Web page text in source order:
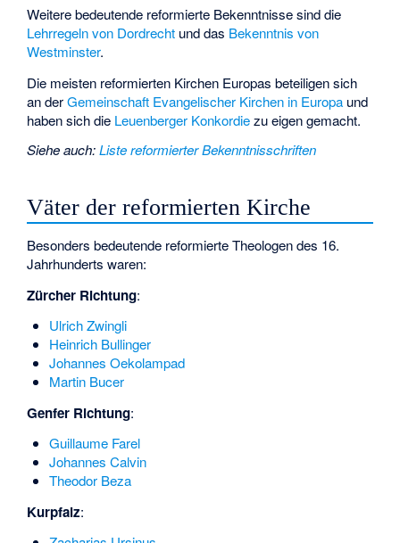
Weitere bedeutende reformierte Bekenntnisse sind die
Lehrregeln von Dordrecht und das Bekenntnis von
Westminster.
Die meisten reformierten Kirchen Europas beteiligen sich
an derGemeinschaft Evangelischer Kirchen in Europa und
haben sich die Leuenberger Konkordiezu eigen gemacht.
Siehe auch:Liste reformierter Bekenntnisschriften
Väter der reformierten Kirche
Besonders bedeutende reformierte Theologen des 16.
Jahrhunderts waren:
Zürcher Richtung:
Ulrich Zwingli
Heinrich Bullinger
Johannes Oekolampad
Martin Bucer
Genfer Richtung:
Guillaume Farel
Johannes Calvin
Theodor Beza
Kurpfalz: